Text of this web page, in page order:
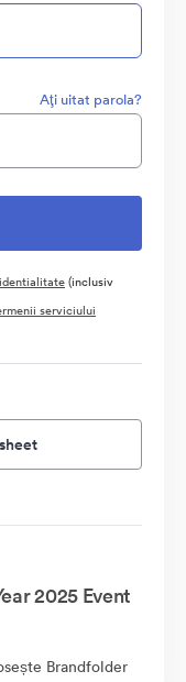
Aţi uitat parola?
(inclusiv
serviciului
2025 Event
Brandfolder